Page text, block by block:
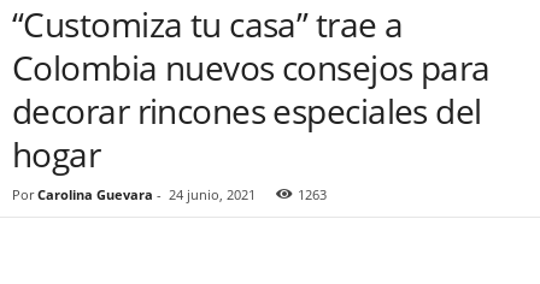
“Customiza tu casa” trae a
Colombia nuevos consejos para
decorar rincones especiales del
hogar
Por Carolina Guevara - 24 junio, 2021 1263